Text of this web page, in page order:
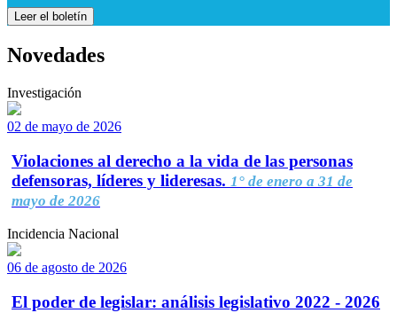
Leer el boletín
Novedades
Investigación
02 de mayo de 2026
Violaciones al derecho a la vida de las personas
defensoras, líderes y lideresas. 1° de enero a 31 de
mayo de 2026
Incidencia Nacional
06 de agosto de 2026
El poder de legislar: análisis legislativo 2022 - 2026